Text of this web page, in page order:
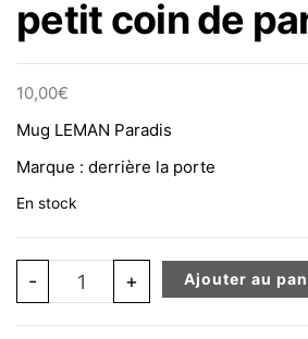
petit coin de
10,00€
Mug LEMAN Paradis
Marque : derrière la porte
En stock
- quantité de Mug LEMAN
+ Ajouter au